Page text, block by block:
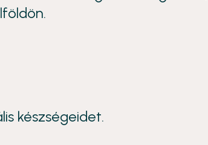
készségeidet.